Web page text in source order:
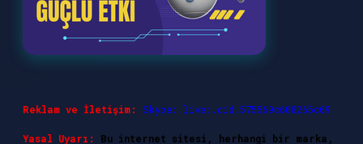
Reklam ve İletişim: Skype: live:.cid.575569c608265c69
Yasal Uyarı:
Bu internet sitesi, herhangi bir marka,